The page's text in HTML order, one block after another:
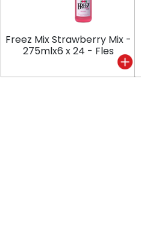
Freez Mix Strawberry Mix -
275mlx6 x 24 - Fles